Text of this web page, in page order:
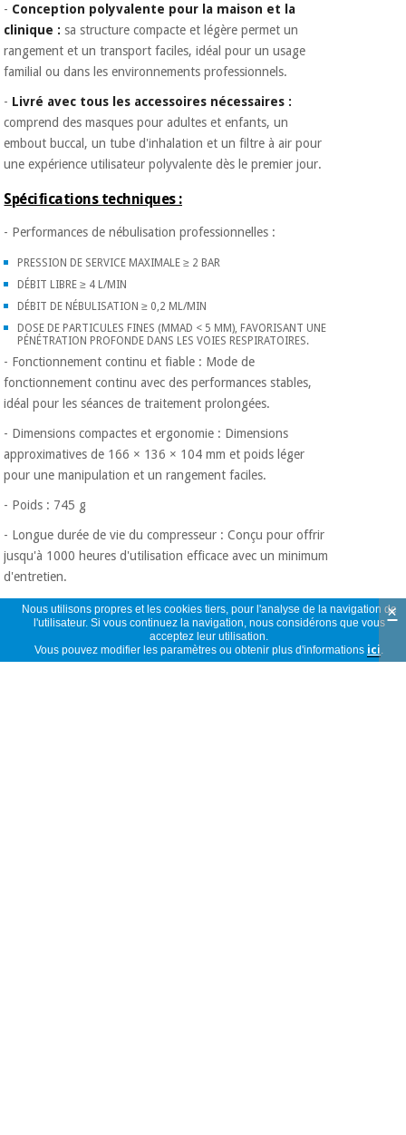
Instruments
chirurgicaux
(déstockage)
- Conception polyvalente pour la maison et la
clinique : sa structure compacte et légère permet un
rangement et un transport faciles, idéal pour un usage
familial ou dans les environnements professionnels.
- Livré avec tous les accessoires nécessaires :
comprend des masques pour adultes et enfants, un
embout buccal, un tube d'inhalation et un filtre à air pour
une expérience utilisateur polyvalente dès le premier jour.
Spécifications techniques :
- Performances de nébulisation professionnelles :
PRESSION DE SERVICE MAXIMALE ≥ 2 BAR
DÉBIT LIBRE ≥ 4 L/MIN
DÉBIT DE NÉBULISATION ≥ 0,2 ML/MIN
DOSE DE PARTICULES FINES (MMAD < 5 ΜM), FAVORISANT UNE
PÉNÉTRATION PROFONDE DANS LES VOIES RESPIRATOIRES.
- Fonctionnement continu et fiable : Mode de
fonctionnement continu avec des performances stables,
idéal pour les séances de traitement prolongées.
- Dimensions compactes et ergonomie : Dimensions
approximatives de 166 × 136 × 104 mm et poids léger
pour une manipulation et un rangement faciles.
- Poids : 745 g
- Longue durée de vie du compresseur : Conçu pour offrir
jusqu'à 1000 heures d'utilisation efficace avec un minimum
d'entretien.
Nous utilisons propres et les cookies tiers, pour l'analyse de la navigation de
l'utilisateur. Si vous continuez la navigation, nous considérons que vous
acceptez leur utilisation.
Vous pouvez modifier les paramètres ou obtenir plus d'informations ici.
×